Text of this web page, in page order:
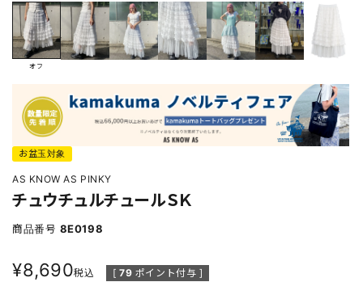
オフ
お盆玉対象
AS KNOW AS PINKY
チュウチュルチュールＳＫ
商品番号 8E0198
¥8,690税込 [ 79 ポイント付与 ]